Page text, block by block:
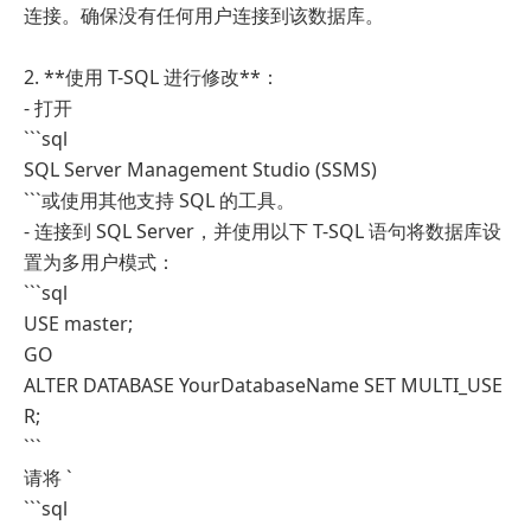
连接。确保没有任何用户连接到该数据库。
2. **使用 T-SQL 进行修改**：
- 打开
```sql
SQL Server Management Studio (SSMS)
```或使用其他支持 SQL 的工具。
- 连接到 SQL Server，并使用以下 T-SQL 语句将数据库设
置为多用户模式：
```sql
USE master;
GO
ALTER DATABASE YourDatabaseName SET MULTI_USE
R;
```
请将 `
```sql